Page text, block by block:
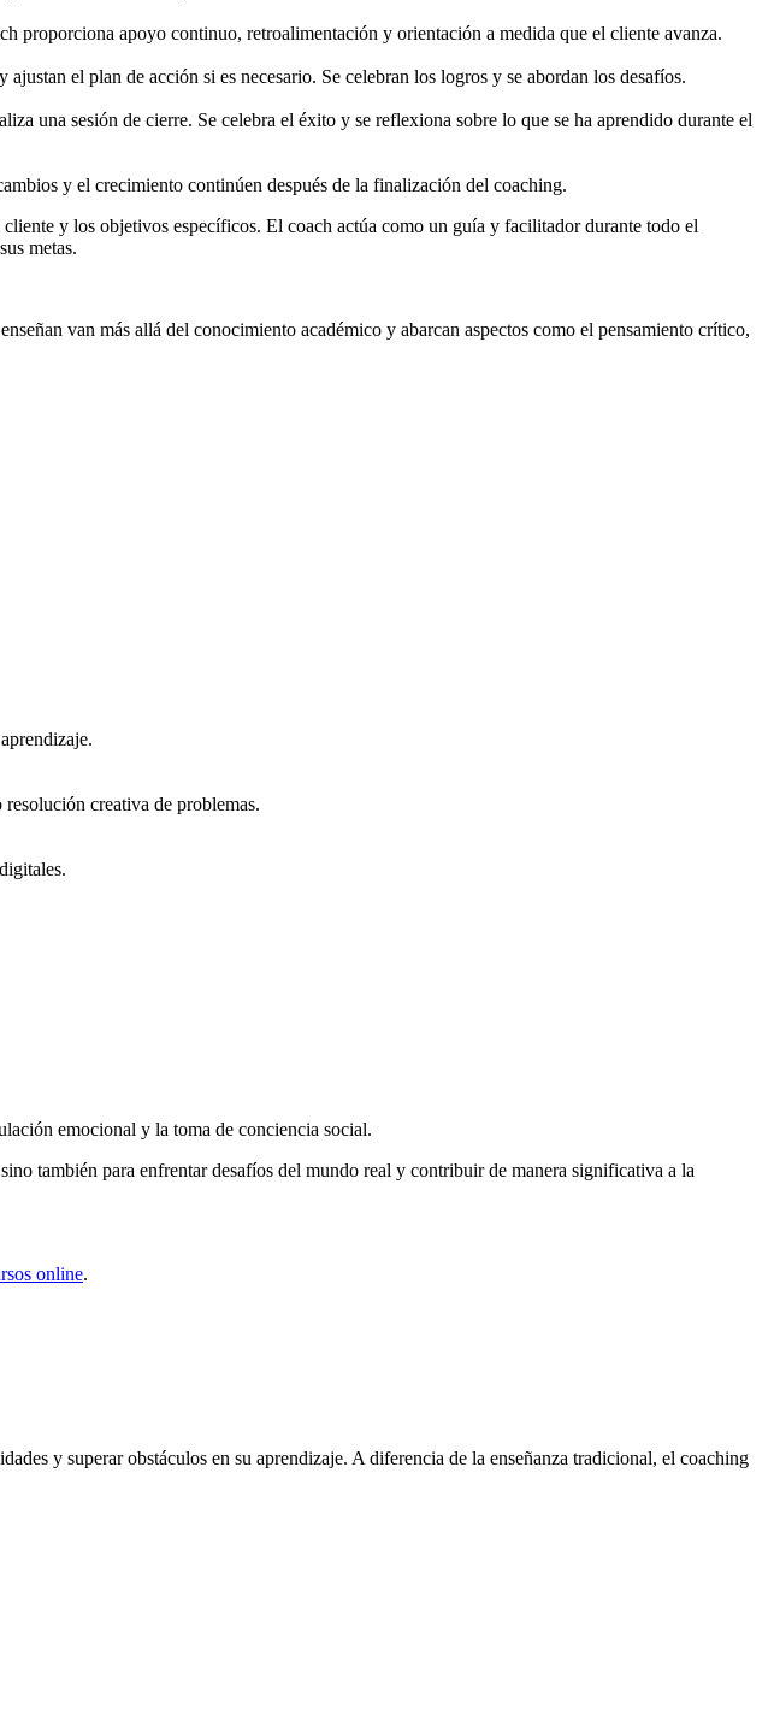
proporciona apoyo continuo, retroalimentación y orientación a medida que el cliente avanza.
el plan de acción si es necesario. Se celebran los logros y se abordan los desafíos.
una sesión de cierre. Se celebra el éxito y se reflexiona sobre lo que se ha aprendido durante el
y el crecimiento continúen después de la finalización del coaching.
y los objetivos específicos. El coach actúa como un guía y facilitador durante todo el
metas.
van más allá del conocimiento académico y abarcan aspectos como el pensamiento crítico,
creativa de problemas.
emocional y la toma de conciencia social.
también para enfrentar desafíos del mundo real y contribuir de manera significativa a la
online.
y superar obstáculos en su aprendizaje. A diferencia de la enseñanza tradicional, el coaching